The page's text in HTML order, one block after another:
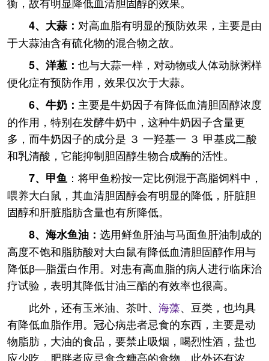
4、 大蒜： 对高血脂有明显的预防效果，主要是由
于大蒜油含有硫化物的混合物之故。
5、 洋葱： 也与大蒜一样，对动物或人体动脉粥样
便化症有预防作用，效果仅次于大蒜。
6、 牛奶： 主要是牛奶因子有降低血清胆固醇浓度
的作用，特别在发酵牛奶中，这种牛奶因子含量更
多，而牛奶因子的成分是 ３ 一羟基一 ３ 甲基戍二酸
和乳清酸，它能抑制胆固醇生物合成酶的活性。
7、 甲鱼 ：将甲鱼粉按一定比例混于高脂饲料中，
喂养大白鼠，其血清胆固醇会有明显的降低，肝脏胆
固醇和肝脏脂肪含量也有所降低。
8、 海水鱼油： 选用鲜鱼肝油与马面鱼肝油制成的
高度不饱和脂肪酸对大白鼠有降低血清胆固醇作用与
降低β—脂蛋白作用。对患有高血脂的病人进行临床治
疗试验，表明其降低甘油三酯的有效率也很高。
此外，还有玉米油、茶叶、 海藻、豆类，也均具
有降低血脂作用。冠心病患者忌食的东西，主要是动
物脂肪，大油的食品，要禁止吸烟，喝烈性酒，盐也
应少吃，肥胖者应忌食含糖高的食物，此外还有浓